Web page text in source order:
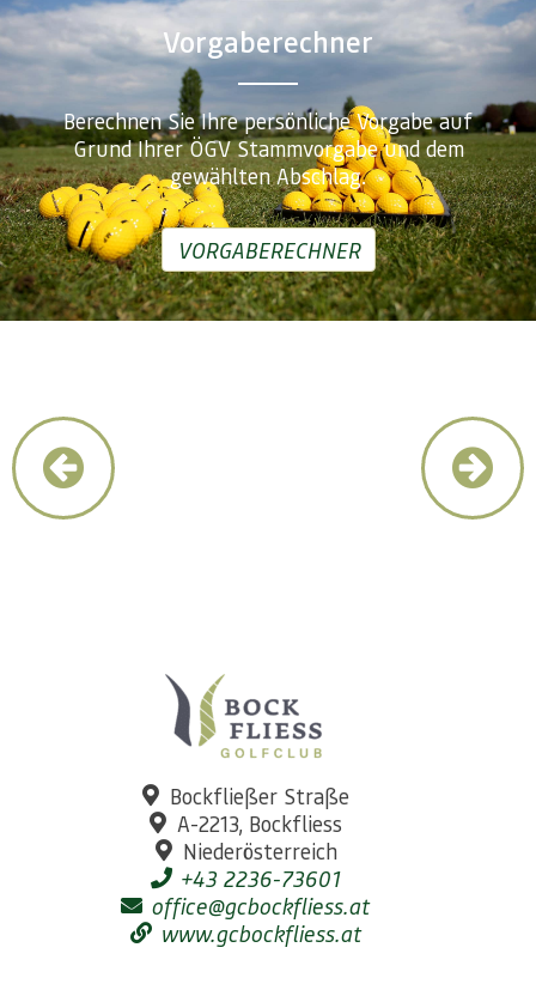
Vorgaberechner
Berechnen Sie Ihre persönliche Vorgabe auf
Grund Ihrer ÖGV Stammvorgabe und dem
gewählten Abschlag.
VORGABERECHNER
Bockfließer Straße
A-2213, Bockfliess
Niederösterreich
+43 2236-73601
office@gcbockfliess.at
www.gcbockfliess.at